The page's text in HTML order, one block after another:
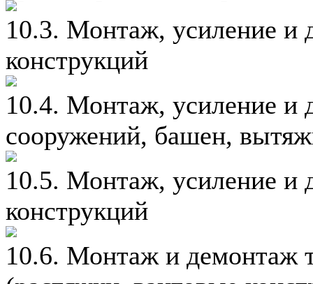
10.3. Монтаж, усиление и
конструкций
10.4. Монтаж, усиление и
сооружений, башен,
10.5. Монтаж, усиление и
конструкций
10.6. Монтаж и демонтаж